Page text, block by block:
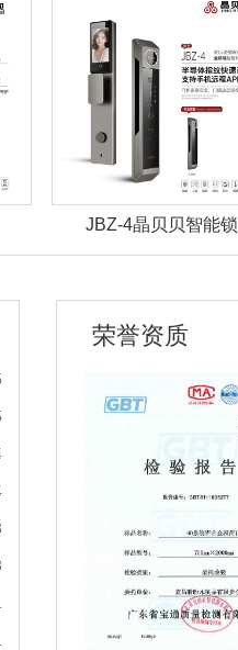
JBZ-4晶贝贝智能锁
荣誉资质